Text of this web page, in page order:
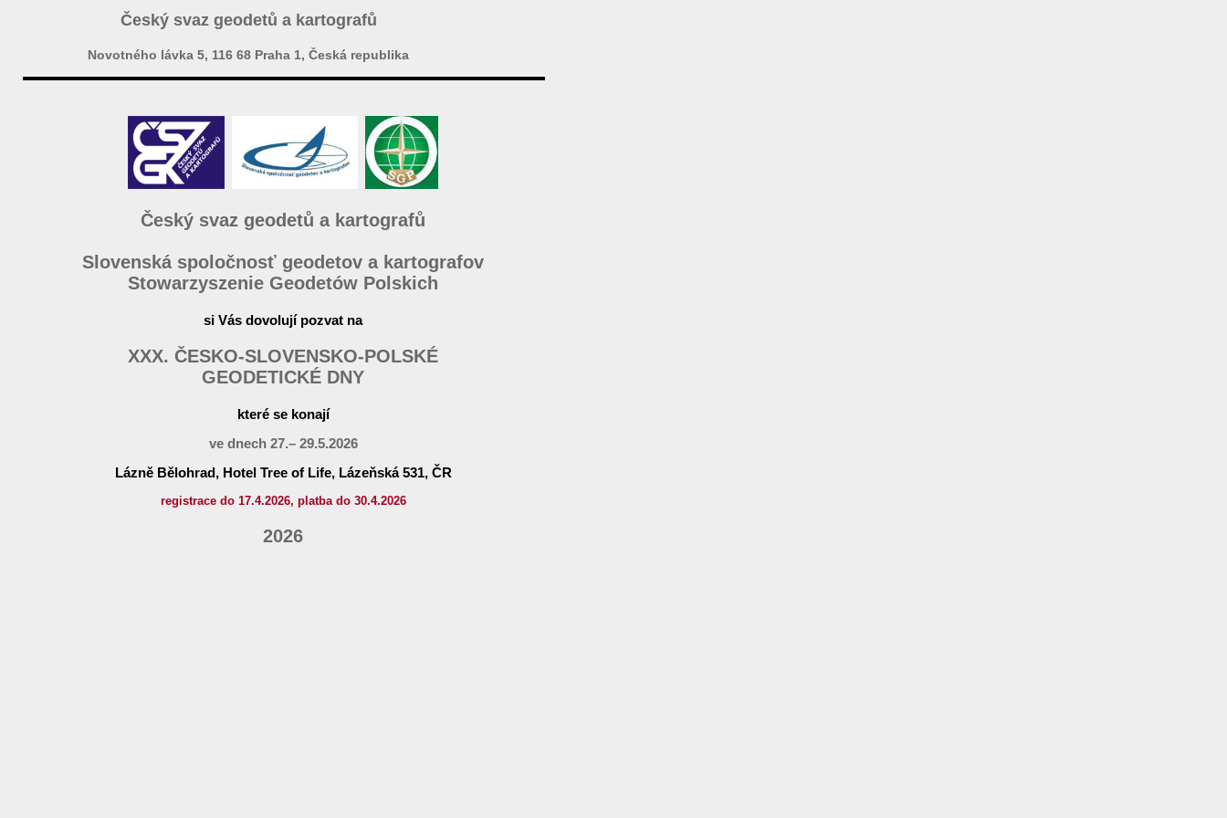
Český svaz geodetů a kartografů
Novotného lávka 5, 116 68 Praha 1, Česká republika
Český svaz geodetů a kartografů
Slovenská spoločnosť geodetov a kartografov
Stowarzyszenie Geodetów Polskich
si Vás dovolují pozvat na
XXX. ČESKO-SLOVENSKO-POLSKÉ
GEODETICKÉ DNY
které se konají
ve dnech 27.– 29.5.2026
Lázně Bělohrad, Hotel Tree of Life, Lázeňská 531, ČR
registrace do 17.4.2026, platba do 30.4.2026
2026